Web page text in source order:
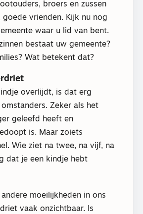
broers en zussen
goede vrienden. Kijk nu nog
waar u lid van bent.
bestaat uw gemeente?
Wat betekent dat?
overlijdt, is dat erg
Zeker als het
geleefd heeft en
is. Maar zoiets
Wie ziet na twee, na vijf, na
dat je een kindje hebt
moeilijkheden in ons
vaak onzichtbaar. Is